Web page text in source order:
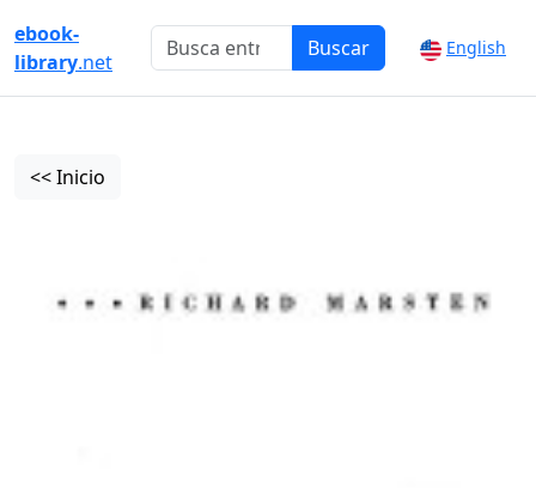
ebook-
library.net
Buscar English
<< Inicio